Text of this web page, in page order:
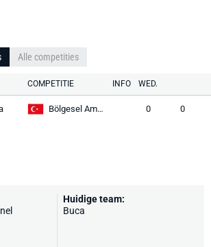
Alle competities
COMPETITIE INFO WED.
Bölgesel Amatör Lig 0 0
Huidige team:
Buca